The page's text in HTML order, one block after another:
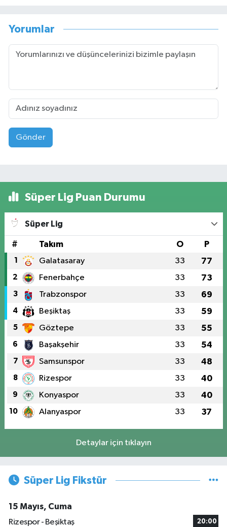
Yorumlar
Gönder
Süper Lig Puan Durumu
Süper Lig
# Takım O P
1 Galatasaray 33 77
2 Fenerbahçe 33 73
3 Trabzonspor 33 69
4 Beşiktaş 33 59
5 Göztepe 33 55
6 Başakşehir 33 54
7 Samsunspor 33 48
8 Rizespor 33 40
9 Konyaspor 33 40
10 Alanyaspor 33 37
Detaylar için tıklayın
Süper Lig Fikstür
15 Mayıs, Cuma
Rizespor - Beşiktaş
20:00